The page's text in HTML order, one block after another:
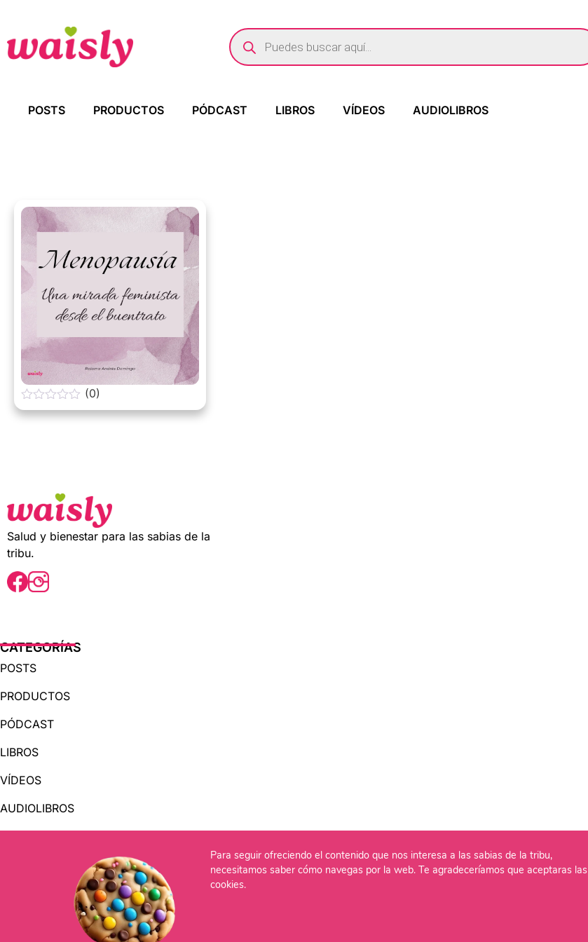
POSTS PRODUCTOS PÓDCAST LIBROS VÍDEOS AUDIOLIBROS
0
o
(0)
Salud y bienestar para las sabias de la
tribu.
CATEGORÍAS
POSTS
PRODUCTOS
PÓDCAST
LIBROS
VÍDEOS
AUDIOLIBROS
OTRAS PÁGINAS
QUIÉNES SOMOS
Para seguir ofreciendo el contenido que nos interesa a las sabias de la tribu,
necesitamos saber cómo navegas por la web. Te agradeceríamos que aceptaras las
cookies.